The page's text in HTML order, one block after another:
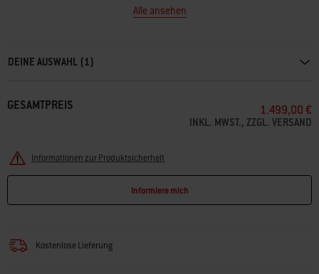
Alle ansehen
DEINE AUSWAHL (1)
GESAMTPREIS 1.499,00 €
INKL. MWST., ZZGL. VERSAND
Informationen zur Produktsicherheit
Informiere mich
Kostenlose Lieferung